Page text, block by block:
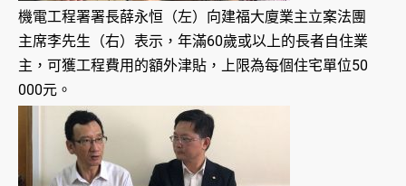
機電工程署署長薛永恒（左）向建福大廈業主立案法團
主席李先生（右）表示，年滿60歲或以上的長者自住業
主，可獲工程費用的額外津貼，上限為每個住宅單位50
000元。